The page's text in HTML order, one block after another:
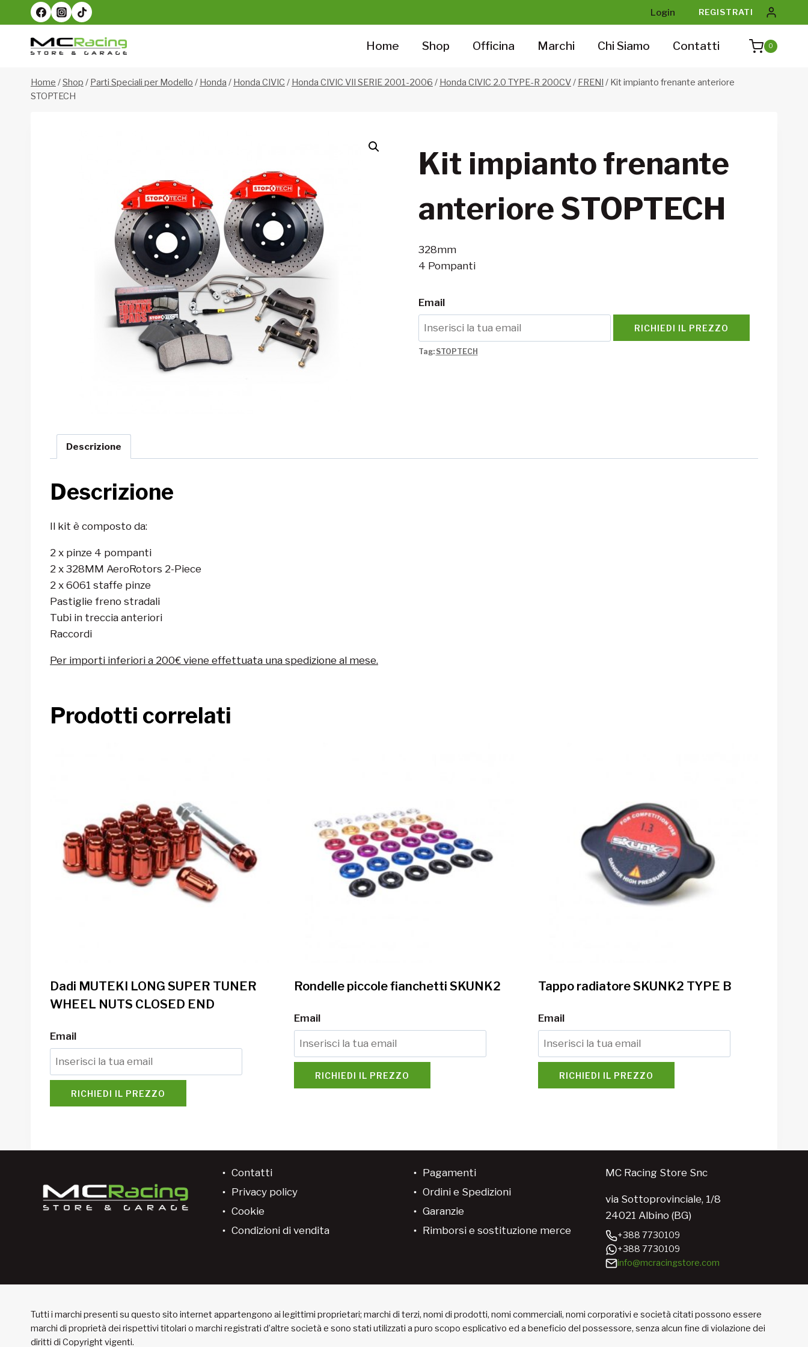
al
contenuto
Login REGISTRATI
Home Shop Officina Marchi Chi Siamo Contatti 0
Home /Shop / Parti Speciali per Modello / Honda / Honda CIVIC / Honda CIVIC VII SERIE 2001-2006 / Honda CIVIC 2.0 TYPE-R 200CV/ FRENI / Kit impianto frenante anteriore
STOPTECH
Kit impianto frenante
anteriore STOPTECH
328mm
4 Pompanti
Email
RICHIEDI IL PREZZO
Tag: STOPTECH
Descrizione
Descrizione
Il kit è composto da:
2 x pinze 4 pompanti
2 x 328MM AeroRotors 2-Piece
2 x 6061 staffe pinze
Pastiglie freno stradali
Tubi in treccia anteriori
Raccordi
Per importi inferiori a 200€ viene effettuata una spedizione al mese.
Prodotti correlati
Dadi MUTEKI LONG SUPER TUNER
WHEEL NUTS CLOSED END
Email
RICHIEDI IL PREZZO
Rondelle piccole fianchetti SKUNK2
Email
RICHIEDI IL PREZZO
Tappo radiatore SKUNK2 TYPE B
Email
RICHIEDI IL PREZZO
Contatti
Privacy policy
Cookie
Condizioni di vendita
Pagamenti
Ordini e Spedizioni
Garanzie
Rimborsi e sostituzione merce
MC Racing Store Snc
via Sottoprovinciale, 1/8
24021 Albino (BG)
+388 7730109
+388 7730109
info@mcracingstore.com
Tutti i marchi presenti su questo sito internet appartengono ai legittimi proprietari; marchi di terzi, nomi di prodotti, nomi commerciali, nomi corporativi e società citati possono essere
marchi di proprietà dei rispettivi titolari o marchi registrati d’altre società e sono stati utilizzati a puro scopo esplicativo ed a beneficio del possessore, senza alcun fine di violazione dei
diritti di Copyright vigenti.